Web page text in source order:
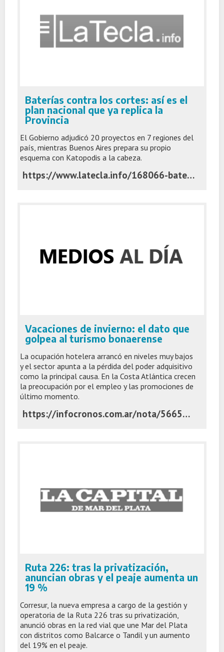
Baterías contra los cortes: así es el
plan nacional que ya replica la
Provincia
El Gobierno adjudicó 20 proyectos en 7 regiones del
país, mientras Buenos Aires prepara su propio
esquema con Katopodis a la cabeza.
https://www.latecla.info/168066-baterias-contra-los-cortes-asi-es-el-plan-nacional-que-ya-replica-la-provincia
Vacaciones de invierno: el dato que
golpea al turismo bonaerense
La ocupación hotelera arrancó en niveles muy bajos
y el sector apunta a la pérdida del poder adquisitivo
como la principal causa. En la Costa Atlántica crecen
la preocupación por el empleo y las promociones de
último momento.
https://infocronos.com.ar/nota/56654/vacaciones-de-invierno-el-dato-que-golpea-al-turismo-bonaerense/
Ruta 226: tras la privatización,
anuncian obras y el peaje aumenta un
19 %
Corresur, la nueva empresa a cargo de la gestión y
operatoria de la Ruta 226 tras su privatización,
anunció obras en la red vial que une Mar del Plata
con distritos como Balcarce o Tandil y un aumento
del 19% en el peaje.